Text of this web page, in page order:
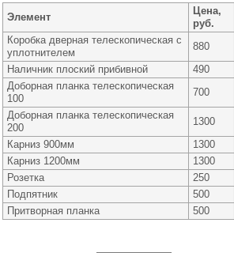
Элемент
Цена,
руб.
Коробка дверная телескопическая с
уплотнителем
880
Наличник плоский прибивной
490
Доборная планка телескопическая
100
700
Доборная планка телескопическая
200
1300
Карниз 900мм
1300
Карниз 1200мм
1300
Розетка
250
Подпятник
500
Притворная планка
500